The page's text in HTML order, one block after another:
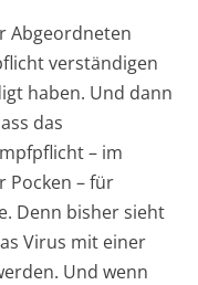
Abgeordneten
verständigen
haben. Und dann
das
– im
Pocken – für
Denn bisher sieht
Virus mit einer
Und wenn